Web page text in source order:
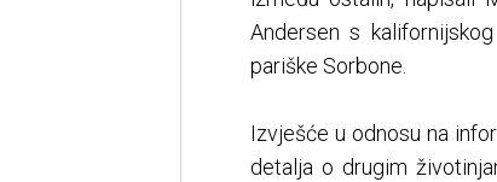
Andersen s
pariške Sorbone.
Izvješće u odnosu na
detalja o drugim